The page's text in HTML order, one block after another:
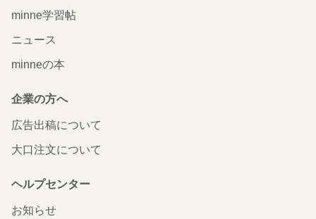
minne学習帖
ニュース
minneの本
企業の方へ
広告出稿について
大口注文について
ヘルプセンター
お知らせ